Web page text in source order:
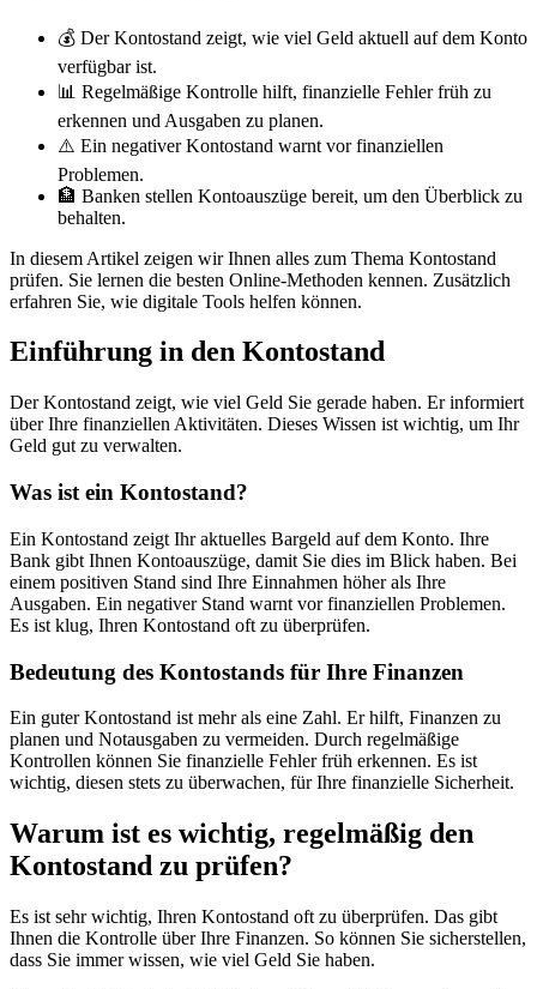
💰 Der Kontostand zeigt, wie viel Geld aktuell auf dem Konto
verfügbar ist.
📊 Regelmäßige Kontrolle hilft, finanzielle Fehler früh zu
erkennen und Ausgaben zu planen.
⚠️ Ein negativer Kontostand warnt vor finanziellen
Problemen.
🏦 Banken stellen Kontoauszüge bereit, um den Überblick zu
behalten.
In diesem Artikel zeigen wir Ihnen alles zum Thema Kontostand
prüfen. Sie lernen die besten Online-Methoden kennen. Zusätzlich
erfahren Sie, wie digitale Tools helfen können.
Einführung in den Kontostand
Der Kontostand zeigt, wie viel Geld Sie gerade haben. Er informiert
über Ihre finanziellen Aktivitäten. Dieses Wissen ist wichtig, um Ihr
Geld gut zu verwalten.
Was ist ein Kontostand?
Ein Kontostand zeigt Ihr aktuelles Bargeld auf dem Konto. Ihre
Bank gibt Ihnen Kontoauszüge, damit Sie dies im Blick haben. Bei
einem positiven Stand sind Ihre Einnahmen höher als Ihre
Ausgaben. Ein negativer Stand warnt vor finanziellen Problemen.
Es ist klug, Ihren Kontostand oft zu überprüfen.
Bedeutung des Kontostands für Ihre Finanzen
Ein guter Kontostand ist mehr als eine Zahl. Er hilft, Finanzen zu
planen und Notausgaben zu vermeiden. Durch regelmäßige
Kontrollen können Sie finanzielle Fehler früh erkennen. Es ist
wichtig, diesen stets zu überwachen, für Ihre finanzielle Sicherheit.
Warum ist es wichtig, regelmäßig den
Kontostand zu prüfen?
Es ist sehr wichtig, Ihren Kontostand oft zu überprüfen. Das gibt
Ihnen die Kontrolle über Ihre Finanzen. So können Sie sicherstellen,
dass Sie immer wissen, wie viel Geld Sie haben.